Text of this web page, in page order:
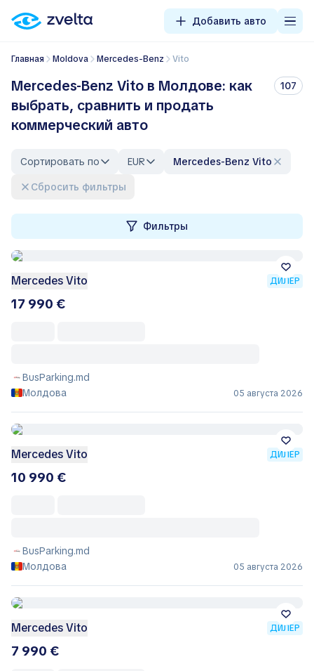
Добавить авто
Главная Moldova Mercedes-Benz Vito
Mercedes-Benz Vito в Молдове: как
выбрать, сравнить и продать
коммерческий авто
107
Сортировать по EUR
Mercedes-Benz Vito
Сбросить фильтры
Фильтры
Mercedes Vito ДИЛЕР
17 990 €
BusParking.md
Молдова
05 августа 2026
Mercedes Vito ДИЛЕР
10 990 €
BusParking.md
Молдова
05 августа 2026
Mercedes Vito ДИЛЕР
7 990 €